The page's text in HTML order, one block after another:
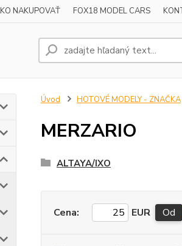
NAKUPOVAŤ FOX18 MODEL CARS
Úvod HOTOVÉ MODELY - ZNAČKA
MERZARIO
ALTAYA/IXO
Cena: EUR Od